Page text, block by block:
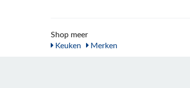
Shop meer
Keuken
Merken